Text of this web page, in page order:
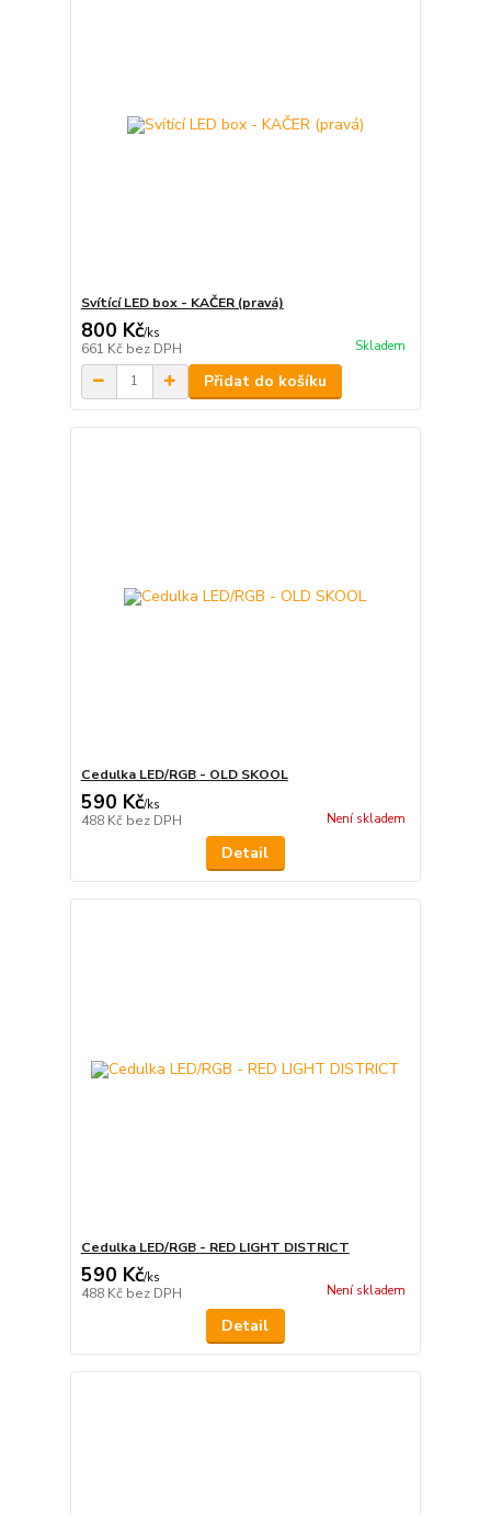
Svítící LED box - KAČER (pravá)
800 Kč/ks
661 Kč bez DPH Skladem
Přidat do košíku
Cedulka LED/RGB - OLD SKOOL
590 Kč/ks
488 Kč bez DPH Není skladem
Detail
Cedulka LED/RGB - RED LIGHT DISTRICT
590 Kč/ks
488 Kč bez DPH Není skladem
Detail